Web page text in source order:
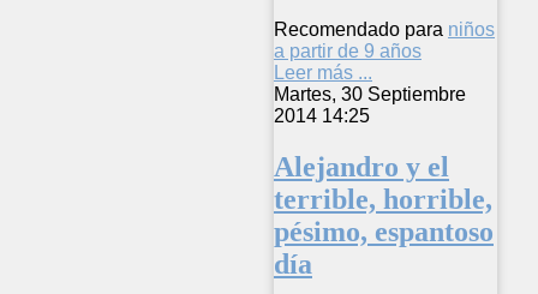
Recomendado para niños
a partir de 9 años
Leer más ...
Martes, 30 Septiembre
2014 14:25
Alejandro y el
terrible, horrible,
pésimo, espantoso
día